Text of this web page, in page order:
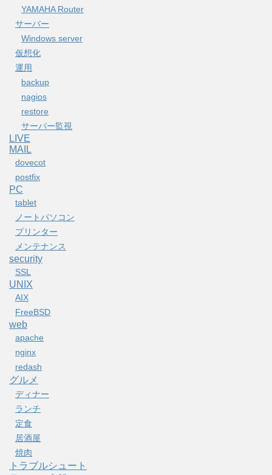
YAMAHA Router
サーバー
Windows server
仮想化
運用
backup
nagios
restore
サーバー監視
LIVE
MAIL
dovecot
postfix
PC
tablet
ノートパソコン
プリンター
メンテナンス
security
SSL
UNIX
AIX
FreeBSD
web
apache
nginx
redash
グルメ
ディナー
ランチ
定食
居酒屋
焼肉
トラブルシュート